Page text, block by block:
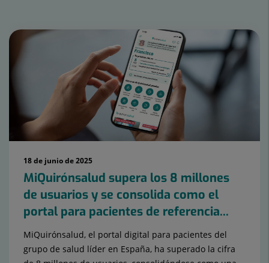
18 de junio de 2025
MiQuirónsalud supera los 8 millones
de usuarios y se consolida como el
portal para pacientes de referencia...
MiQuirónsalud, el portal digital para pacientes del
grupo de salud líder en España, ha superado la cifra